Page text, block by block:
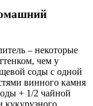
– некоторые
чем у
соды с одной
винного камня
+ 1/2 чайной